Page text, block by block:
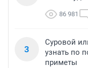
86 981
3
Суровой
узнать по
приметы